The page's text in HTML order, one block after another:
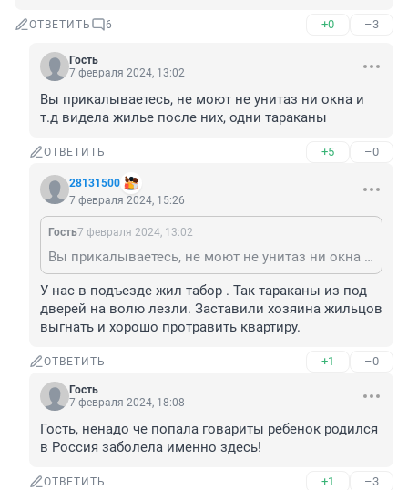
ОТВЕТИТЬ 6 +0 –3
Гость
7 февраля 2024, 13:02
Вы прикалываетесь, не моют не унитаз ни окна и
т.д видела жилье после них, одни тараканы
ОТВЕТИТЬ +5 –0
28131500
7 февраля 2024, 15:26
Гость7 февраля 2024, 13:02
Вы прикалываетесь, не моют не унитаз ни окна и т.д видела жилье после них, одни тараканы
У нас в подъезде жил табор . Так тараканы из под
дверей на волю лезли. Заставили хозяина жильцов
выгнать и хорошо протравить квартиру.
ОТВЕТИТЬ +1 –0
Гость
7 февраля 2024, 18:08
Гость, ненадо че попала говариты ребенок родился
в Россия заболела именно здесь!
ОТВЕТИТЬ +1 –3